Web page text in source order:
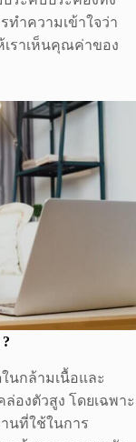
ทำความเข้าใจว่า
เราเห็นคุณค่าของ
นกล้ามเนื้อและ
องตัวสูง โดยเฉพาะ
นที่ใช้ในการ